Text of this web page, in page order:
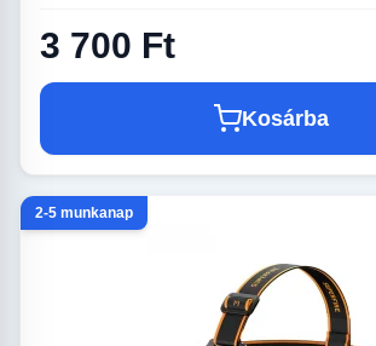
3 700 Ft
Kosárba
2-5 munkanap